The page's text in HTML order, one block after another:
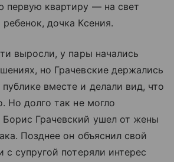
первую квартиру — на свет
дочка Ксения.
выросли, у пары начались
но Грачевские держались
вместе и делали вид, что
Но долго так не могло
Грачевский ушел от жены
Позднее он объяснил свой
с супругой потеряли интерес